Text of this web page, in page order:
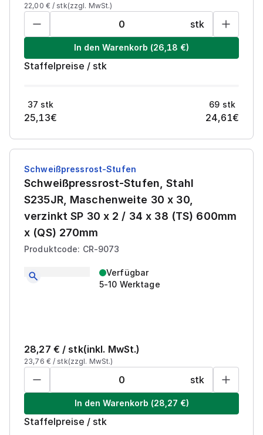
22,00 € /stk(zzgl. MwSt.)
stk
In den Warenkorb (26,18 €)
Staffelpreise / stk
37 stk
25,13€
69 stk
24,61€
Schweißpressrost-Stufen
Schweißpressrost-Stufen, Stahl
S235JR, Maschenweite 30 x 30,
verzinkt SP 30 x 2 / 34 x 38 (TS) 600mm
x (QS) 270mm
Produktcode: CR-9073
Verfügbar
5-10 Werktage
28,27 € / stk(inkl. MwSt.)
23,76 € /stk(zzgl. MwSt.)
stk
In den Warenkorb (28,27 €)
Staffelpreise / stk